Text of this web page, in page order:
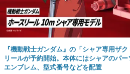
『機動戦士ガンダム』の「シャア専用ザ
リールが予約開始。本体にはシャアのパ
エンブレム、型式番号などを配置